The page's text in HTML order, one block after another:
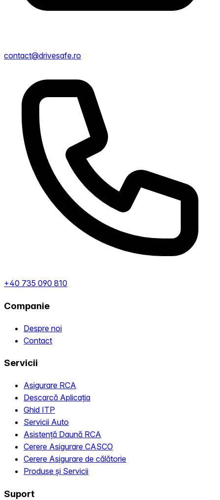
contact@drivesafe.ro
+40 735 090 810
Companie
Despre noi
Contact
Servicii
Asigurare RCA
Descarcă Aplicația
Ghid ITP
Servicii Auto
Asistență Daună RCA
Cerere Asigurare CASCO
Cerere Asigurare de călătorie
Produse și Servicii
Suport